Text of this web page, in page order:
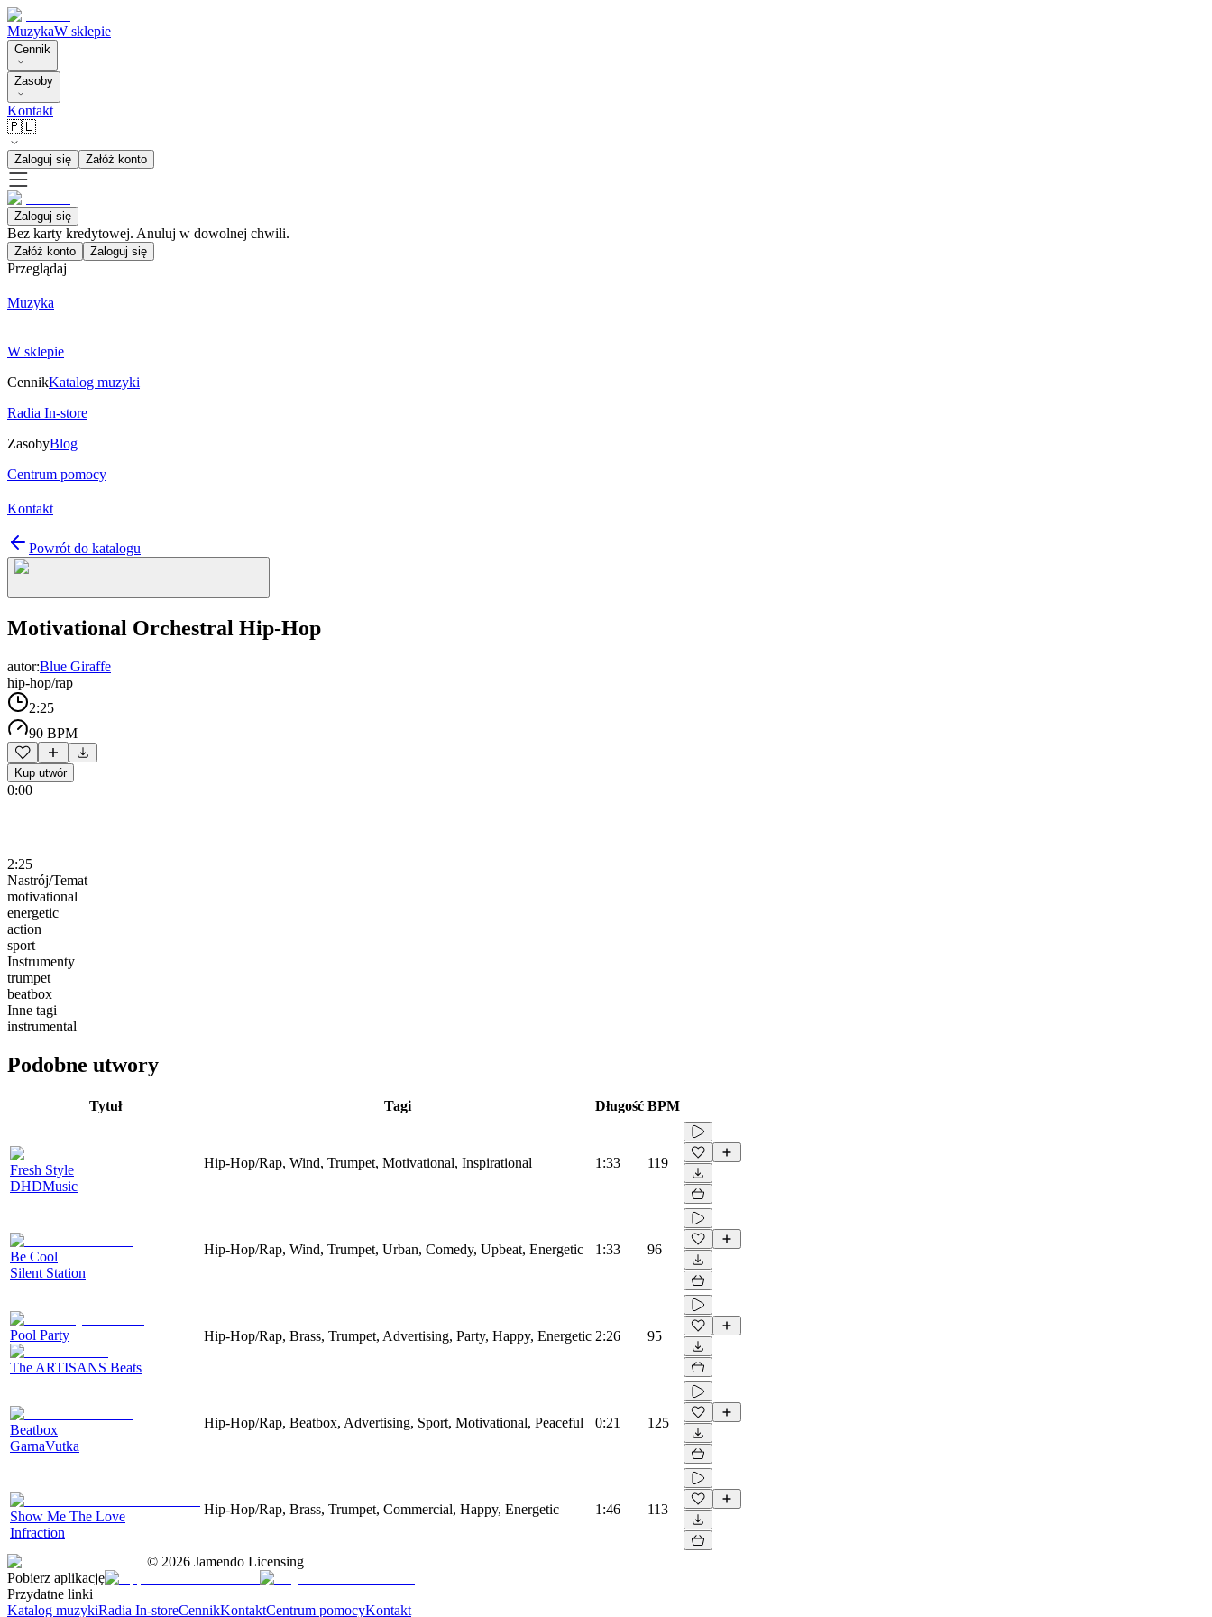
MuzykaW sklepie
Cennik
Zasoby
Kontakt
🇵🇱
Zaloguj się Załóż konto
Zaloguj się
Bez karty kredytowej. Anuluj w dowolnej chwili.
Załóż konto Zaloguj się
Przeglądaj
Muzyka
W sklepie
CennikKatalog muzyki
Radia In-store
ZasobyBlog
Centrum pomocy
Kontakt
Powrót do katalogu
Motivational Orchestral Hip-Hop
autor:Blue Giraffe
hip-hop/rap
2:25
90 BPM
Kup utwór
0:00
2:25
Nastrój/Temat
motivational
energetic
action
sport
Instrumenty
trumpet
beatbox
Inne tagi
instrumental
Podobne utwory
Tytuł Tagi Długość BPM
Fresh Style
DHDMusic
Hip-Hop/Rap, Wind, Trumpet, Motivational, Inspirational 1:33 119
Be Cool
Silent Station
Hip-Hop/Rap, Wind, Trumpet, Urban, Comedy, Upbeat, Energetic 1:33 96
Pool Party
The ARTISANS Beats
Hip-Hop/Rap, Brass, Trumpet, Advertising, Party, Happy, Energetic 2:26 95
Beatbox
GarnaVutka
Hip-Hop/Rap, Beatbox, Advertising, Sport, Motivational, Peaceful 0:21 125
Show Me The Love
Infraction
Hip-Hop/Rap, Brass, Trumpet, Commercial, Happy, Energetic 1:46 113
© 2026 Jamendo Licensing
Pobierz aplikację
Przydatne linki
Katalog muzykiRadia In-storeCennikKontaktCentrum pomocyKontakt